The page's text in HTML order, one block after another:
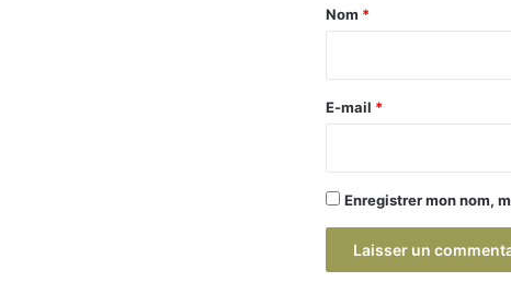
a
e
Nom *
E-mail *
Enregistrer mon nom,